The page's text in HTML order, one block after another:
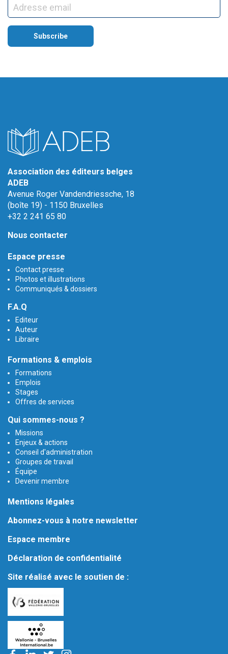
Association des éditeurs belges
ADEB
Avenue Roger Vandendriessche, 18
(boîte 19) - 1150 Bruxelles
+32 2 241 65 80
Nous contacter
Espace presse
Contact presse
Photos et illustrations
Communiqués & dossiers
F.A.Q
Editeur
Auteur
Libraire
Formations & emplois
Formations
Emplois
Stages
Offres de services
Qui sommes-nous ?
Missions
Enjeux & actions
Conseil d'administration
Groupes de travail
Équipe
Devenir membre
Mentions légales
Abonnez-vous à notre newsletter
Espace membre
Déclaration de confidentialité
Site réalisé avec le soutien de :